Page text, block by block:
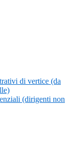
di vertice (da
(dirigenti non